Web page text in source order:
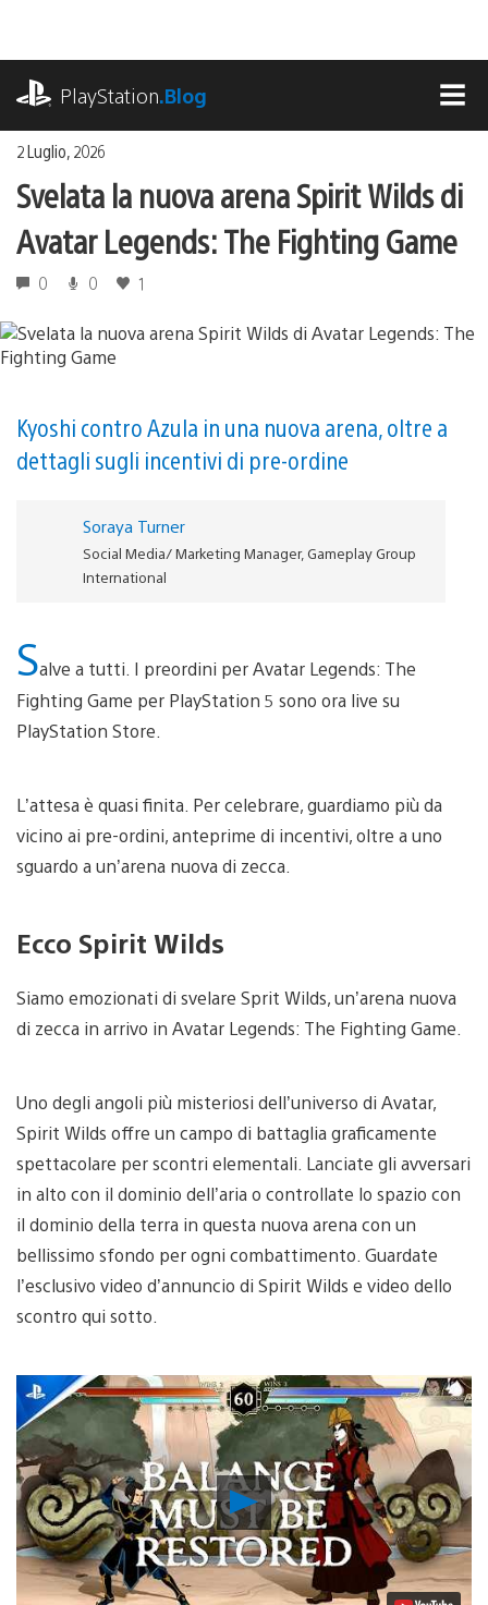
contenuto
PlayStation.Blog
2 Luglio, 2026
Svelata la nuova arena Spirit Wilds di
Avatar Legends: The Fighting Game
0 0 1
Kyoshi contro Azula in una nuova arena, oltre a
dettagli sugli incentivi di pre-ordine
Soraya Turner
Social Media/ Marketing Manager, Gameplay Group
International
Salve a tutti. I preordini per Avatar Legends: The
Fighting Game per PlayStation 5 sono ora live su
PlayStation Store.
L’attesa è quasi finita. Per celebrare, guardiamo più da
vicino ai pre-ordini, anteprime di incentivi, oltre a uno
sguardo a un’arena nuova di zecca.
Ecco Spirit Wilds
Siamo emozionati di svelare Sprit Wilds, un’arena nuova
di zecca in arrivo in Avatar Legends: The Fighting Game.
Uno degli angoli più misteriosi dell’universo di Avatar,
Spirit Wilds offre un campo di battaglia graficamente
spettacolare per scontri elementali. Lanciate gli avversari
in alto con il dominio dell’aria o controllate lo spazio con
il dominio della terra in questa nuova arena con un
bellissimo sfondo per ogni combattimento. Guardate
l’esclusivo video d’annuncio di Spirit Wilds e video dello
scontro qui sotto.
Riproduci
video